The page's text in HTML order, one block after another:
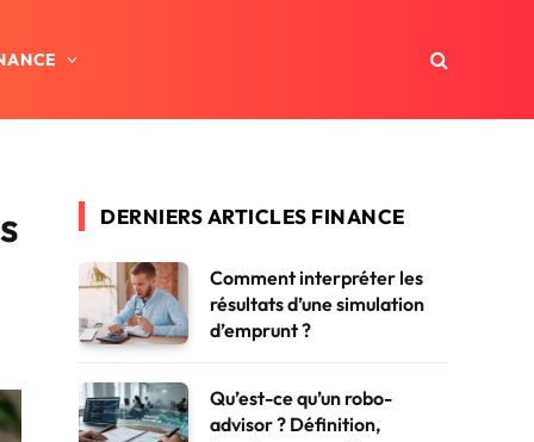
DERNIERS ARTICLES FINANCE
Comment interpréter les
résultats d’une simulation
d’emprunt ?
Qu’est-ce qu’un robo-
advisor ? Définition,